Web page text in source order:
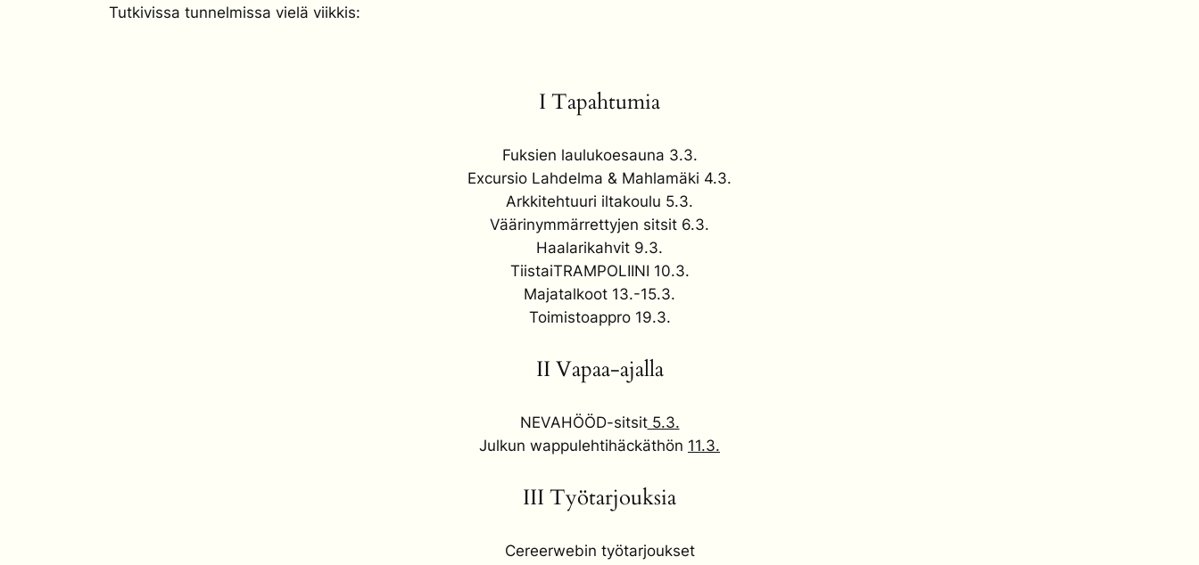
Tutkivissa tunnelmissa vielä viikkis:
I Tapahtumia
Fuksien laulukoesauna 3.3.
Excursio Lahdelma & Mahlamäki 4.3.
Arkkitehtuuri iltakoulu 5.3.
Väärinymmärrettyjen sitsit 6.3.
Haalarikahvit 9.3.
TiistaiTRAMPOLIINI 10.3.
Majatalkoot 13.-15.3.
Toimistoappro 19.3.
II Vapaa-ajalla
NEVAHÖÖD-sitsit5.3.
Julkun wappulehtihäckäthön 11.3.
III Työtarjouksia
Cereerwebin työtarjoukset